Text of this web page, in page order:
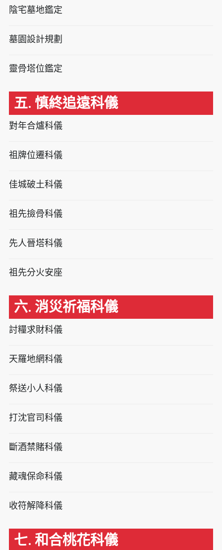
陰宅墓地鑑定
墓園設計規劃
靈骨塔位鑑定
五. 慎終追遠科儀
對年合爐科儀
祖牌位遷科儀
佳城破土科儀
祖先撿骨科儀
先人晉塔科儀
祖先分火安座
六. 消災祈福科儀
討糧求財科儀
天羅地網科儀
祭送小人科儀
打沈官司科儀
斷酒禁賭科儀
藏魂保命科儀
收符解降科儀
七. 和合桃花科儀